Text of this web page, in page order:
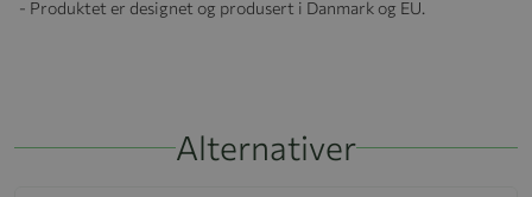
- Produktet er designet og produsert i Danmark og EU.
Alternativer